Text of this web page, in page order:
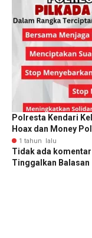
Polresta Kendari
Hoax dan Money
1 tahun lalu
Tidak ada komentar
Tinggalkan Balasan